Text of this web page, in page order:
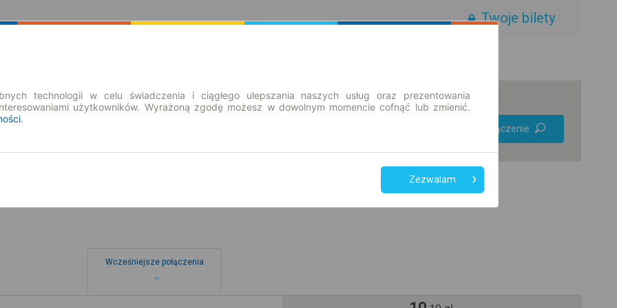
Twoje bilety
Znajdź połączenie
Wcześniejsze połączenia
technologii w celu świadczenia i ciągłego ulepszania naszych usług oraz prezentowania
użytkowników. Wyrażoną zgodę możesz w dowolnym momencie cofnąć lub zmienić.
.
Zezwalam